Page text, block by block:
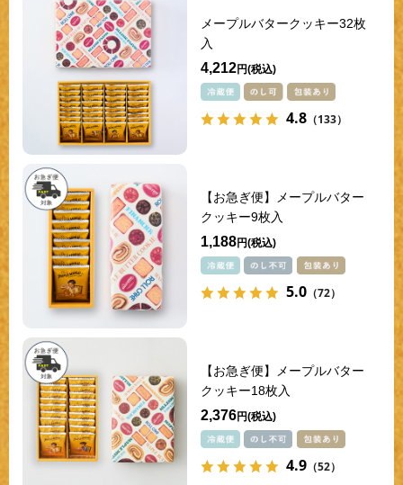
メープルバタークッキー32枚
入
4,212円
4.8 （133）
【お急ぎ便】メープルバター
クッキー9枚入
1,188円
5.0 （72）
【お急ぎ便】メープルバター
クッキー18枚入
2,376円
4.9 （52）